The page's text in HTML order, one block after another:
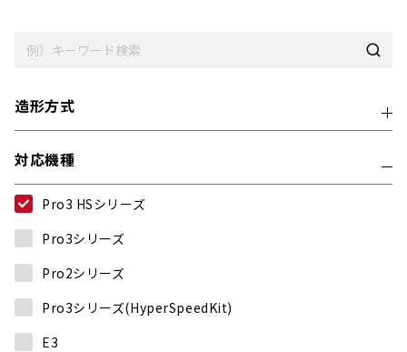
造形方式
対応機種
Pro3 HSシリーズ
Pro3シリーズ
Pro2シリーズ
Pro3シリーズ(HyperSpeedKit)
E3